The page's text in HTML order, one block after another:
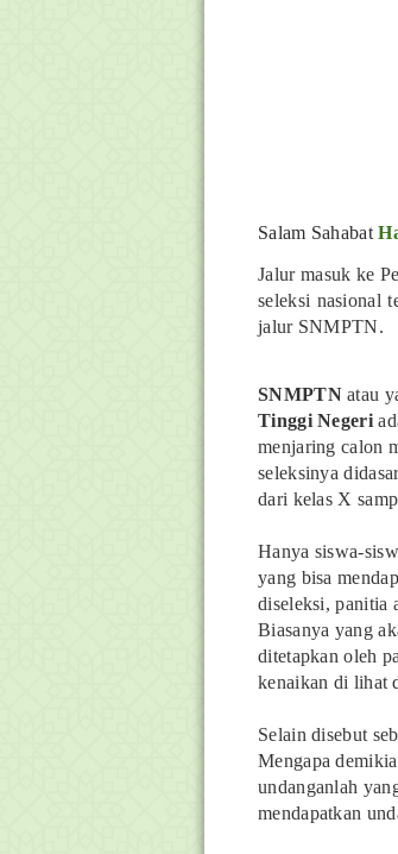
Salam Sahabat
Jalur masuk ke
seleksi nasional
jalur SNMPTN.
SNMPTNatau
Tinggi Negeri
menjaring calon
seleksinya
dari kelas X
Hanya siswa-
yang bisa
diseleksi, panitia
Biasanya yang
ditetapkan oleh
kenaikan di lihat
Selain disebut
Mengapa
undanganlah
mendapatkan